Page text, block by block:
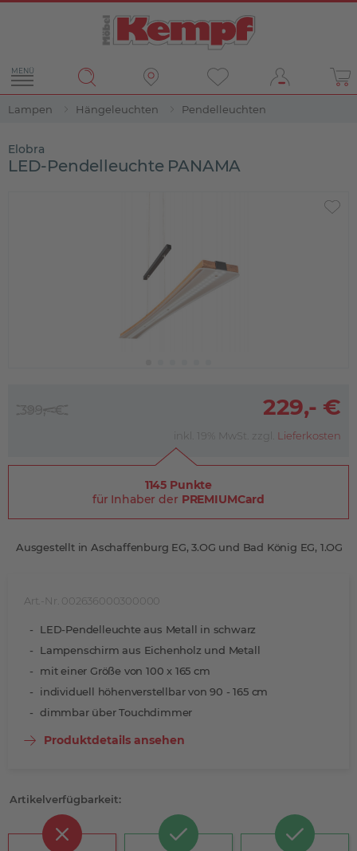
MENÜ
Lampen Hängeleuchten Pendelleuchten
Elobra
LED-Pendelleuchte PANAMA
Art.-Nr. 002636000300000
LED-Pendelleuchte aus Metall in schwarz
Lampenschirm aus Eichenholz und Metall
mit einer Größe von 100 x 165 cm
individuell höhenverstellbar von 90 - 165 cm
dimmbar über Touchdimmer
Produktdetails ansehen
Artikelverfügbarkeit:
229,- €
399,- €
inkl. 19% MwSt. zzgl. Lieferkosten
1145 Punkte
für Inhaber der PREMIUMCard
Ausgestellt in Aschaffenburg EG, 3.OG und Bad König EG, 1.OG